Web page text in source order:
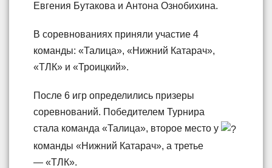
Евгения Бутакова и Антона Ознобихина.
В соревнованиях приняли участие 4
команды: «Талица», «Нижний Катарач»,
«ТЛК» и «Троицкий».
После 6 игр определились призеры
соревнований. Победителем Турнира
стала команда «Талица», второе место у
команды «Нижний Катарач», а третье
— «ТЛК».